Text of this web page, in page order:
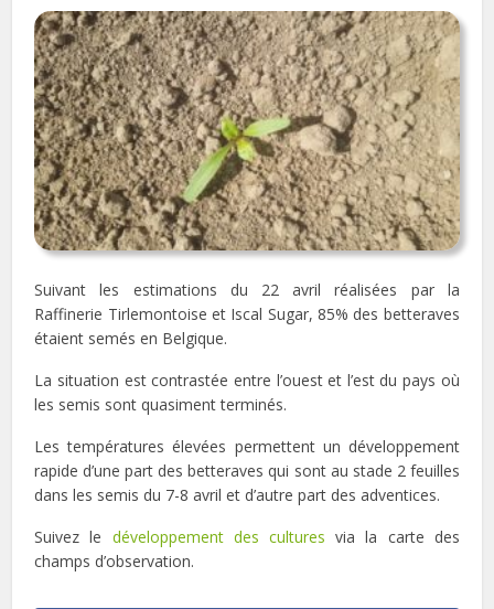
Suivant les estimations du 22 avril réalisées par la
Raffinerie Tirlemontoise et Iscal Sugar, 85% des betteraves
étaient semés en Belgique.
La situation est contrastée entre l’ouest et l’est du pays où
les semis sont quasiment terminés.
Les températures élevées permettent un développement
rapide d’une part des betteraves qui sont au stade 2 feuilles
dans les semis du 7-8 avril et d’autre part des adventices.
Suivez le développement des cultures via la carte des
champs d’observation.